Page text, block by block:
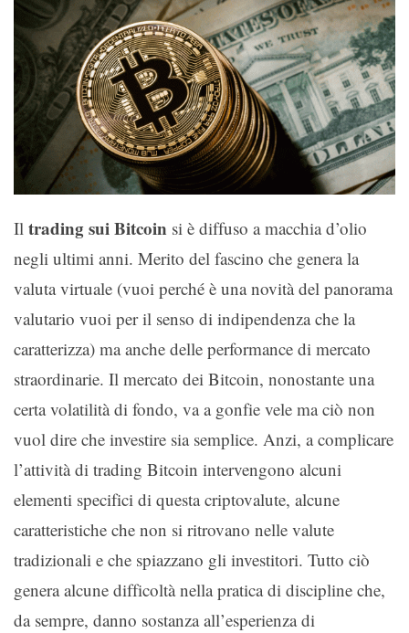
Il trading sui Bitcoin si è diffuso a macchia d’olio
negli ultimi anni. Merito del fascino che genera la
valuta virtuale (vuoi perché è una novità del panorama
valutario vuoi per il senso di indipendenza che la
caratterizza) ma anche delle performance di mercato
straordinarie. Il mercato dei Bitcoin, nonostante una
certa volatilità di fondo, va a gonfie vele ma ciò non
vuol dire che investire sia semplice. Anzi, a complicare
l’attività di trading Bitcoin intervengono alcuni
elementi specifici di questa criptovalute, alcune
caratteristiche che non si ritrovano nelle valute
tradizionali e che spiazzano gli investitori. Tutto ciò
genera alcune difficoltà nella pratica di discipline che,
da sempre, danno sostanza all’esperienza di